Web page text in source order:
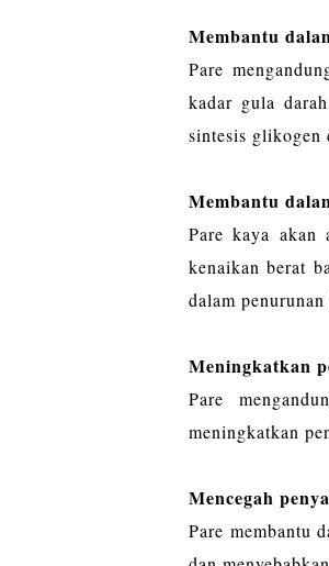
Membantu
Pare
kadar gula
sintesis glikogen
Membantu
Pare kaya akan
kenaikan berat
dalam
Meningkatkan
Pare
meningkatkan
Mencegah
Pare membantu